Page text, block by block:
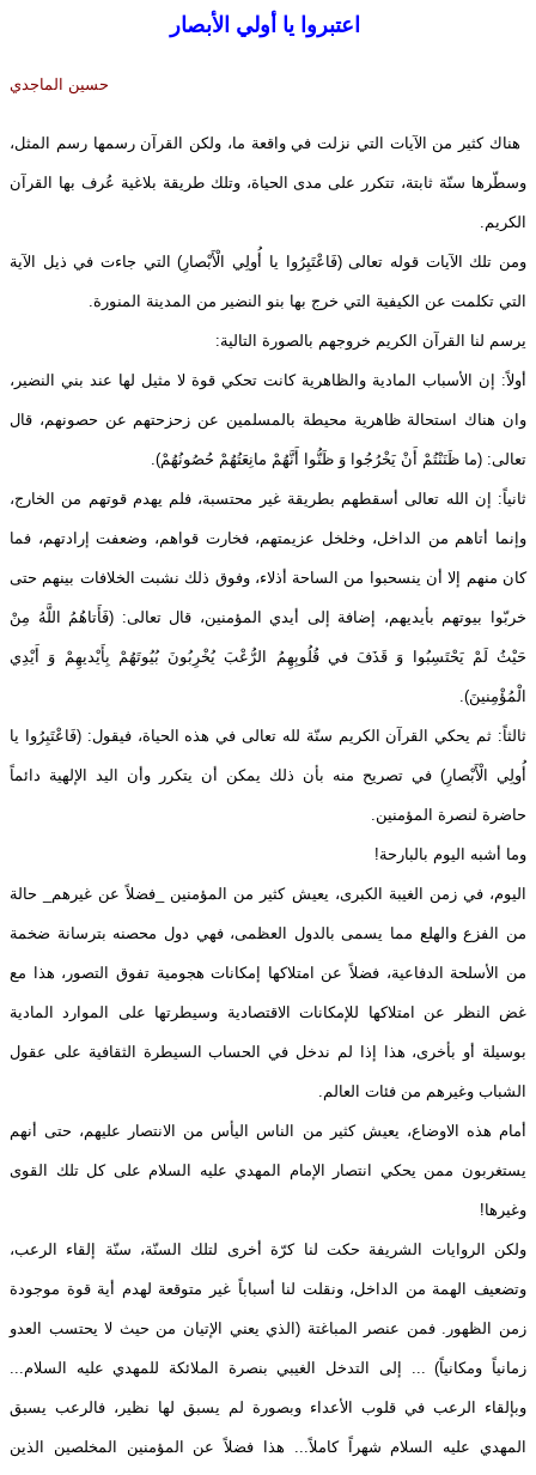
اعتبروا يا أولي الأبصار
حسين الماجدي
هناك كثير من الآيات التي نزلت في واقعة ما، ولكن القرآن رسمها رسم المثل،
وسطّرها سنّة ثابتة، تتكرر على مدى الحياة، وتلك طريقة بلاغية عُرف بها القرآن
الكريم.
ومن تلك الآيات قوله تعالى (فَاعْتَبِرُوا يا أُولِي الْأَبْصارِ) التي جاءت في ذيل الآية
التي تكلمت عن الكيفية التي خرج بها بنو النضير من المدينة المنورة.
يرسم لنا القرآن الكريم خروجهم بالصورة التالية:
أولاً: إن الأسباب المادية والظاهرية كانت تحكي قوة لا مثيل لها عند بني النضير،
وان هناك استحالة ظاهرية محيطة بالمسلمين عن زحزحتهم عن حصونهم، قال
تعالى: (ما ظَنَنْتُمْ أَنْ يَخْرُجُوا وَ ظَنُّوا أَنَّهُمْ مانِعَتُهُمْ حُصُونُهُمْ).
ثانياً: إن الله تعالى أسقطهم بطريقة غير محتسبة، فلم يهدم قوتهم من الخارج،
وإنما أتاهم من الداخل، وخلخل عزيمتهم، فخارت قواهم، وضعفت إرادتهم، فما
كان منهم إلا أن ينسحبوا من الساحة أذلاء، وفوق ذلك نشبت الخلافات بينهم حتى
خربّوا بيوتهم بأيديهم، إضافة إلى أيدي المؤمنين، قال تعالى: (فَأَتاهُمُ اللَّهُ مِنْ
حَيْثُ لَمْ يَحْتَسِبُوا وَ قَذَفَ في‏ قُلُوبِهِمُ الرُّعْبَ يُخْرِبُونَ بُيُوتَهُمْ بِأَيْديهِمْ وَ أَيْدِي
الْمُؤْمِنينَ).
ثالثاً: ثم يحكي القرآن الكريم سنّة لله تعالى في هذه الحياة، فيقول: (فَاعْتَبِرُوا يا
أُولِي الْأَبْصارِ) في تصريح منه بأن ذلك يمكن أن يتكرر وأن اليد الإلهية دائماً
حاضرة لنصرة المؤمنين.
وما أشبه اليوم بالبارحة!
اليوم، في زمن الغيبة الكبرى، يعيش كثير من المؤمنين _فضلاً عن غيرهم_ حالة
من الفزع والهلع مما يسمى بالدول العظمى، فهي دول محصنه بترسانة ضخمة
من الأسلحة الدفاعية، فضلاً عن امتلاكها إمكانات هجومية تفوق التصور، هذا مع
غض النظر عن امتلاكها للإمكانات الاقتصادية وسيطرتها على الموارد المادية
بوسيلة أو بأخرى، هذا إذا لم ندخل في الحساب السيطرة الثقافية على عقول
الشباب وغيرهم من فئات العالم.
أمام هذه الاوضاع، يعيش كثير من الناس اليأس من الانتصار عليهم، حتى أنهم
يستغربون ممن يحكي انتصار الإمام المهدي عليه السلام على كل تلك القوى
وغيرها!
ولكن الروايات الشريفة حكت لنا كرّة أخرى لتلك السنّة، سنّة إلقاء الرعب،
وتضعيف الهمة من الداخل، ونقلت لنا أسباباً غير متوقعة لهدم أية قوة موجودة
زمن الظهور. فمن عنصر المباغتة (الذي يعني الإتيان من حيث لا يحتسب العدو
زمانياً ومكانياً) ... إلى التدخل الغيبي بنصرة الملائكة للمهدي عليه السلام...
وبإلقاء الرعب في قلوب الأعداء وبصورة لم يسبق لها نظير، فالرعب يسبق
المهدي عليه السلام شهراً كاملاً... هذا فضلاً عن المؤمنين المخلصين الذين